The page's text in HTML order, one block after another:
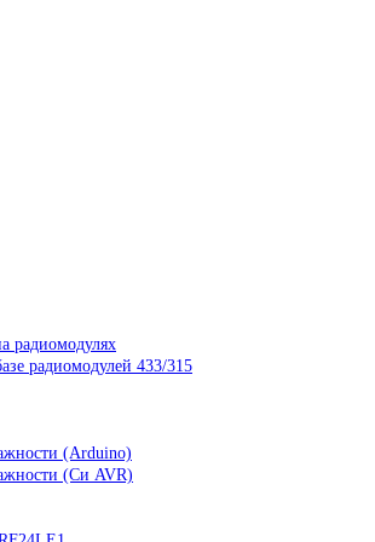
радиомодулях
радиомодулей 433/315
(Arduino)
(Си AVR)